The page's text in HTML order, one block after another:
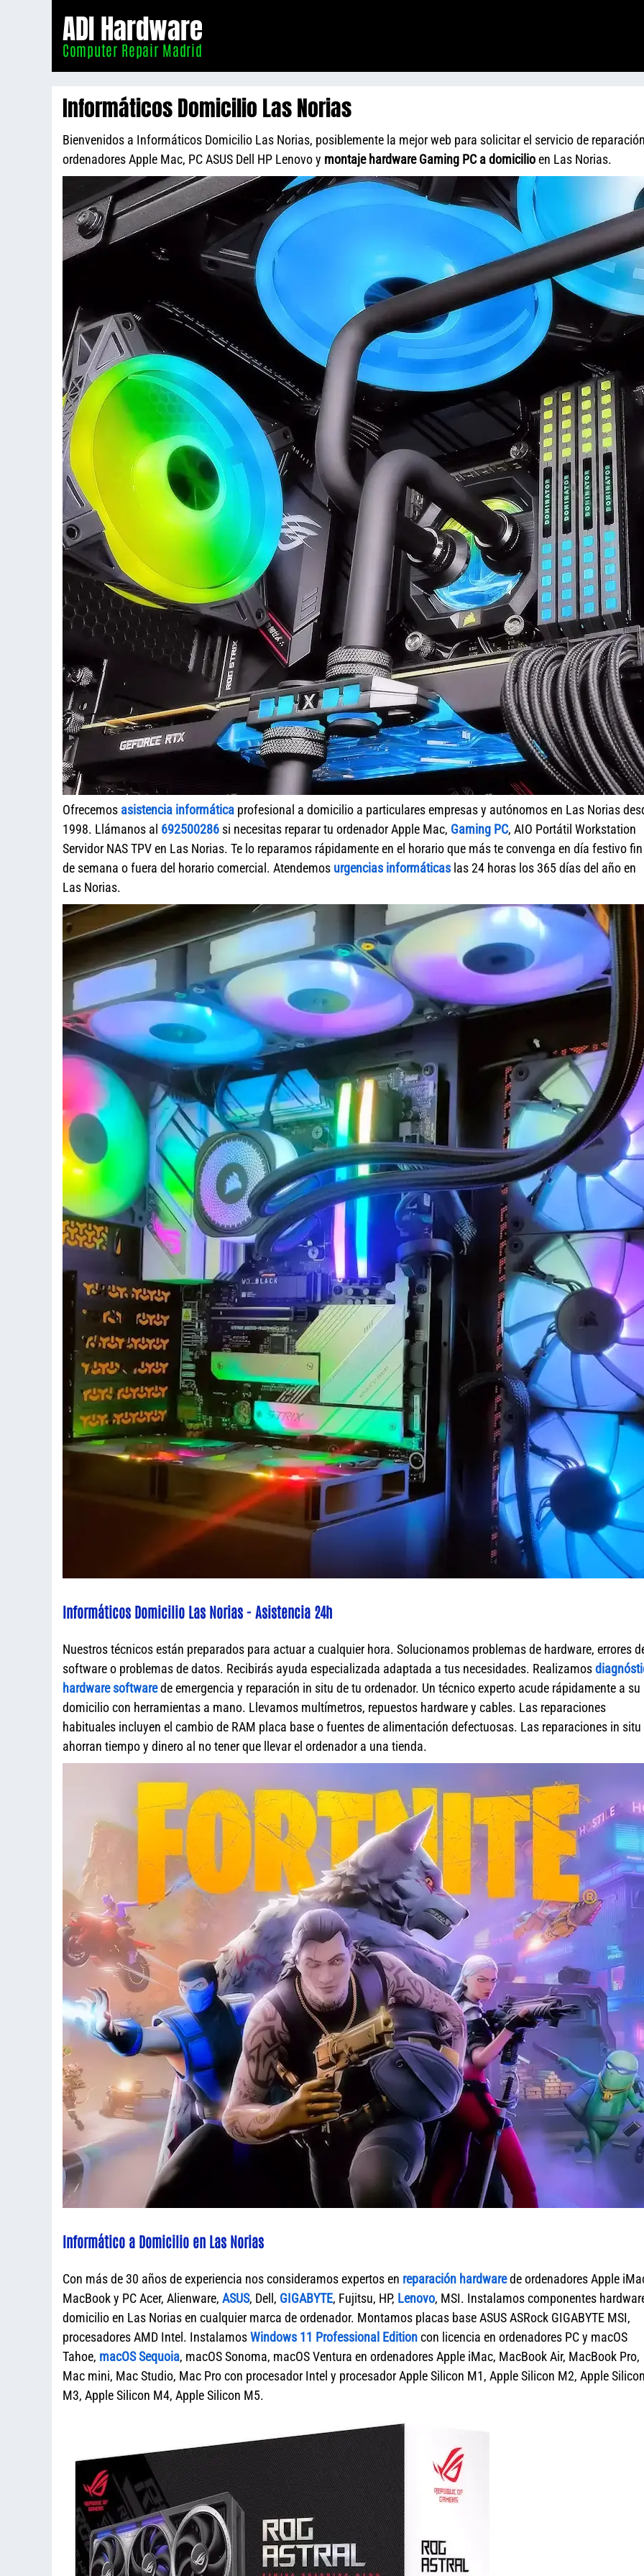
ADI Hardware
Computer Repair Madrid
Informáticos Domicilio Las Norias
Bienvenidos a Informáticos Domicilio Las Norias, posiblemente la mejor web para solicitar el servicio de
ordenadores Apple Mac, PC ASUS Dell HP Lenovo y montaje hardware Gaming PC a domicilioen Las Norias.
Ofrecemos asistencia informática profesional a domicilio a particulares empresas y autónomos en Las Norias
1998. Llámanos al 692500286 si necesitas reparar tu ordenador Apple Mac, Gaming PC, AIO Portátil Workstation
Servidor NAS TPV en Las Norias. Te lo reparamos rápidamente en el horario que más te convenga en día festivo fin
de semana o fuera del horario comercial. Atendemos urgencias informáticas las 24 horas los 365 días del año en
Las Norias.
Informáticos Domicilio Las Norias - Asistencia 24h
Nuestros técnicos están preparados para actuar a cualquier hora. Solucionamos problemas de hardware, errores
software o problemas de datos. Recibirás ayuda especializada adaptada a tus necesidades. Realizamos
hardware softwarede emergencia y reparación in situ de tu ordenador. Un técnico experto acude rápidamente a su
domicilio con herramientas a mano. Llevamos multímetros, repuestos hardware y cables. Las reparaciones
habituales incluyen el cambio de RAM placa base o fuentes de alimentación defectuosas. Las reparaciones in situ
ahorran tiempo y dinero al no tener que llevar el ordenador a una tienda.
Informático a Domicilio en Las Norias
Con más de 30 años de experiencia nos consideramos expertos en reparación hardwarede ordenadores Apple
MacBook y PC Acer, Alienware, ASUS, Dell, GIGABYTE, Fujitsu, HP, Lenovo, MSI. Instalamos componentes
domicilio en Las Norias en cualquier marca de ordenador. Montamos placas base ASUS ASRock GIGABYTE MSI,
procesadores AMD Intel. InstalamosWindows 11 Professional Editioncon licencia en ordenadores PC y macOS
Tahoe, macOS Sequoia, macOS Sonoma, macOS Ventura en ordenadores Apple iMac, MacBook Air, MacBook Pro,
Mac mini, Mac Studio, Mac Pro con procesador Intel y procesador Apple Silicon M1, Apple Silicon M2, Apple
M3, Apple Silicon M4, Apple Silicon M5.